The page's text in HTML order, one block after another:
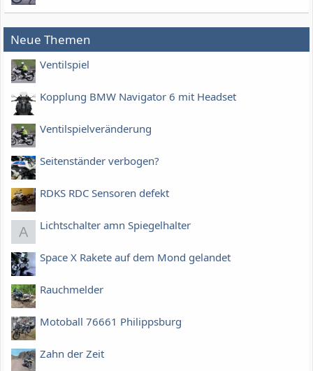
Neue Themen
Ventilspiel
Kopplung BMW Navigator 6 mit Headset
Ventilspielveränderung
Seitenständer verbogen?
RDKS RDC Sensoren defekt
A Lichtschalter amn Spiegelhalter
Space X Rakete auf dem Mond gelandet
Rauchmelder
Motoball 76661 Philippsburg
Zahn der Zeit